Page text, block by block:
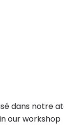
dans notre
our workshop